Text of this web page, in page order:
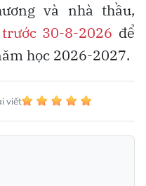
và nhà thầu,
30-8-2026 để
học 2026-2027.
viết